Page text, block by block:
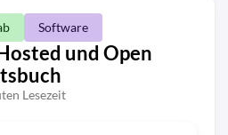
Software
und Open
Lesezeit